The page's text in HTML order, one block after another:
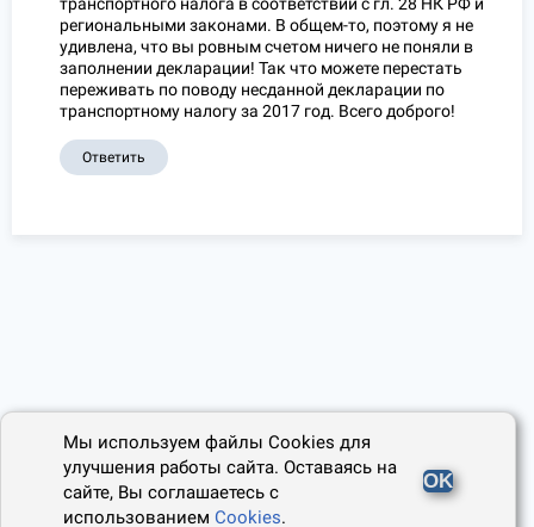
транспортного налога в соответствии с гл. 28 НК РФ и
региональными законами. В общем-то, поэтому я не
удивлена, что вы ровным счетом ничего не поняли в
заполнении декларации! Так что можете перестать
переживать по поводу несданной декларации по
транспортному налогу за 2017 год. Всего доброго!
Ответить
Мы используем файлы Cookies для
улучшения работы сайта. Оставаясь на
сайте, Вы соглашаетесь с
использованиемCookies.
OK